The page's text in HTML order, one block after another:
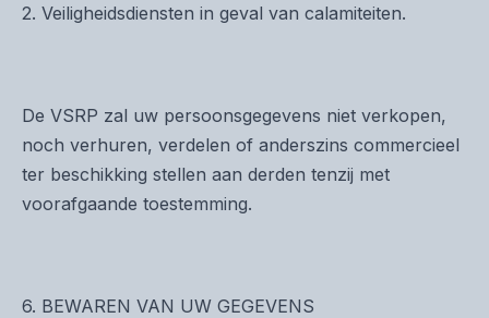
2. Veiligheidsdiensten in geval van calamiteiten.
De VSRP zal uw persoonsgegevens niet verkopen,
noch verhuren, verdelen of anderszins commercieel
ter beschikking stellen aan derden tenzij met
voorafgaande toestemming.
6. BEWAREN VAN UW GEGEVENS